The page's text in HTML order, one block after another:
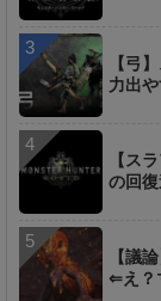
【弓
力出
【ス
の回
【議
⇐え？